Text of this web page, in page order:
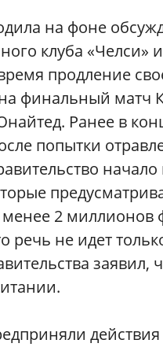
на фоне
клуба
продление
финальный матч
Ранее в
попытки
2 миллионов
речь не идет